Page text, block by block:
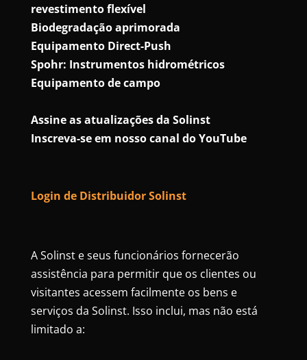
revestimento flexível
Biodegradação aprimorada
Equipamento Direct-Push
Spohr: Instrumentos hidrométricos
Equipamento de campo
Assine as atualizações da Solinst
Inscreva-se em nosso canal do YouTube
Login de Distribuidor Solinst
A Solinst e seus funcionários fornecerão
assistência para permitir que os clientes ou
visitantes acessem facilmente os bens e
serviços da Solinst. Isso inclui, mas não está
limitado a: